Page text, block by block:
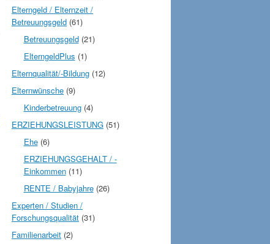
Elterngeld / Elternzeit /
Betreuungsgeld (61)
Betreuungsgeld(21)
ElterngeldPlus (1)
Elternqualität/-Bildung (12)
Elternwünsche (9)
Kinderbetreuung(4)
ERZIEHUNGSLEISTUNG (51)
Ehe(6)
ERZIEHUNGSGEHALT / -
Einkommen(11)
RENTE / Babyjahre(26)
Experten / Studien /
Forschungsqualität (31)
Familienarbeit (2)